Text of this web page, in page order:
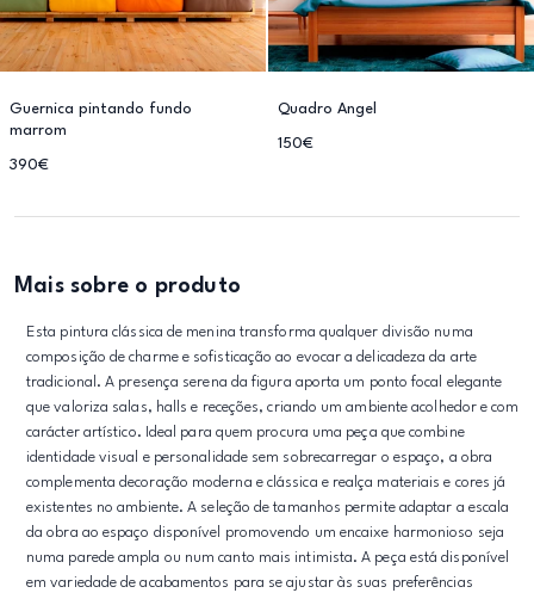
Guernica pintando fundo
marrom
390€
Quadro Angel
150€
Mais sobre o produto
Esta pintura clássica de menina transforma qualquer divisão numa
composição de charme e sofisticação ao evocar a delicadeza da arte
tradicional. A presença serena da figura aporta um ponto focal elegante
que valoriza salas, halls e receções, criando um ambiente acolhedor e com
carácter artístico. Ideal para quem procura uma peça que combine
identidade visual e personalidade sem sobrecarregar o espaço, a obra
complementa decoração moderna e clássica e realça materiais e cores já
existentes no ambiente. A seleção de tamanhos permite adaptar a escala
da obra ao espaço disponível promovendo um encaixe harmonioso seja
numa parede ampla ou num canto mais intimista. A peça está disponível
em variedade de acabamentos para se ajustar às suas preferências